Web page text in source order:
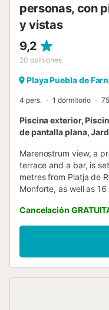
personas, con
y vistas
9,2
20 opiniones
Playa Puebla de
4 pers. 1 dormitorio
Piscina exterior,
de pantalla plana,
Marenostrum view, a
terrace and a bar, is
metres from Platja de
Monforte, as well as
Cancelación